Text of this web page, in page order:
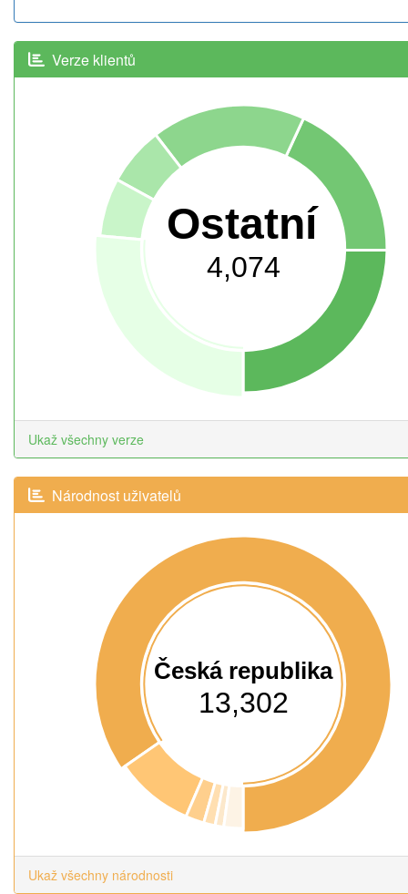
Verze klientů
Ostatní
4,074
Ukaž všechny verze
Národnost uživatelů
Česká republika
13,302
Ukaž všechny národnosti